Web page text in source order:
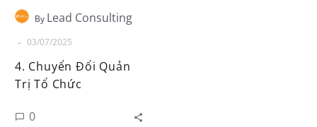
By Lead Consulting
- 03/07/2025
4. Chuyển Đổi Quản
Trị Tổ Chức
0